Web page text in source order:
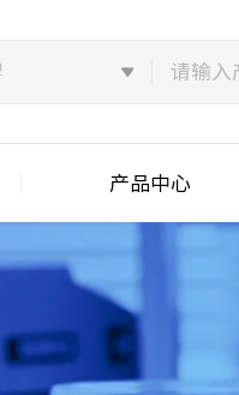
产品中心